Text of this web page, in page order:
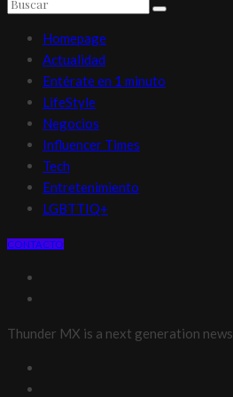
Homepage
Actualidad
Entérate en 1 minuto
LifeStyle
Negocios
Influencer Times
Tech
Entretenimiento
LGBTTIQ+
CONTACTO
Thunder MX is a next generation news